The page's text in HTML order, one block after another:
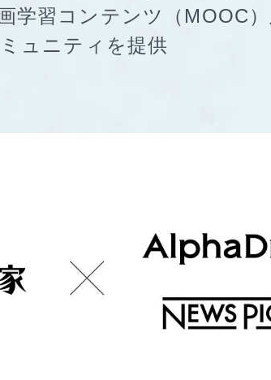
学習コンテンツ（MOOC
ュニティを提供